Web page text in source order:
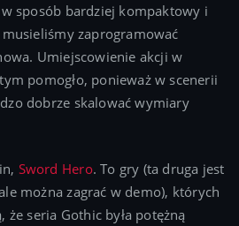
sposób bardziej kompaktowy i
zaprogramować
Umiejscowienie akcji w
pomogło, ponieważ w scenerii
dobrze skalować wymiary
Sword Hero. To gry (ta druga jest
można zagrać w demo), których
seria Gothic była potężną